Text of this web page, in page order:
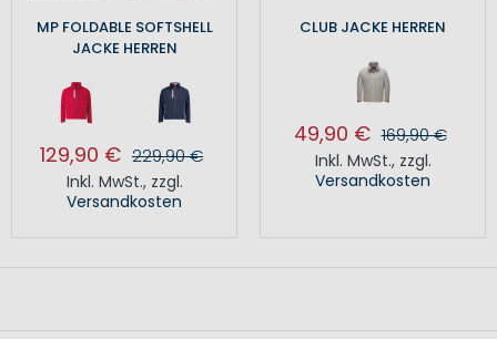
MP FOLDABLE SOFTSHELL
JACKE HERREN
129,90 € 229,90 €
Inkl. MwSt., zzgl.
Versandkosten
CLUB JACKE HERREN
49,90 € 169,90 €
Inkl. MwSt., zzgl.
Versandkosten